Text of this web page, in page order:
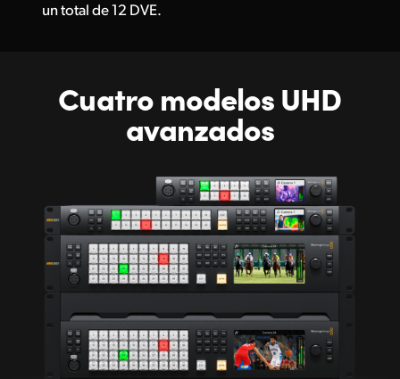
un total de 12 DVE.
Cuatro modelos UHD
avanzados